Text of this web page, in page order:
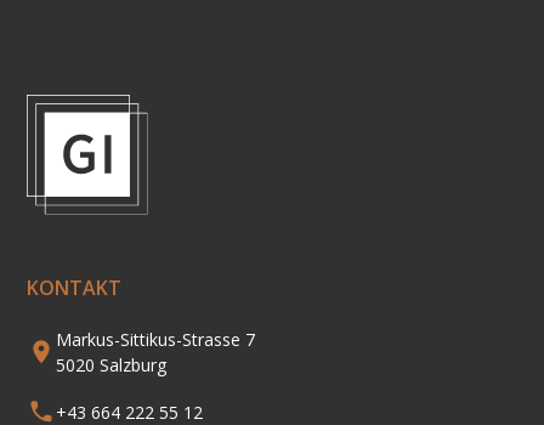
KONTAKT
Markus-Sittikus-Strasse 7
5020 Salzburg
+43 664 222 55 12